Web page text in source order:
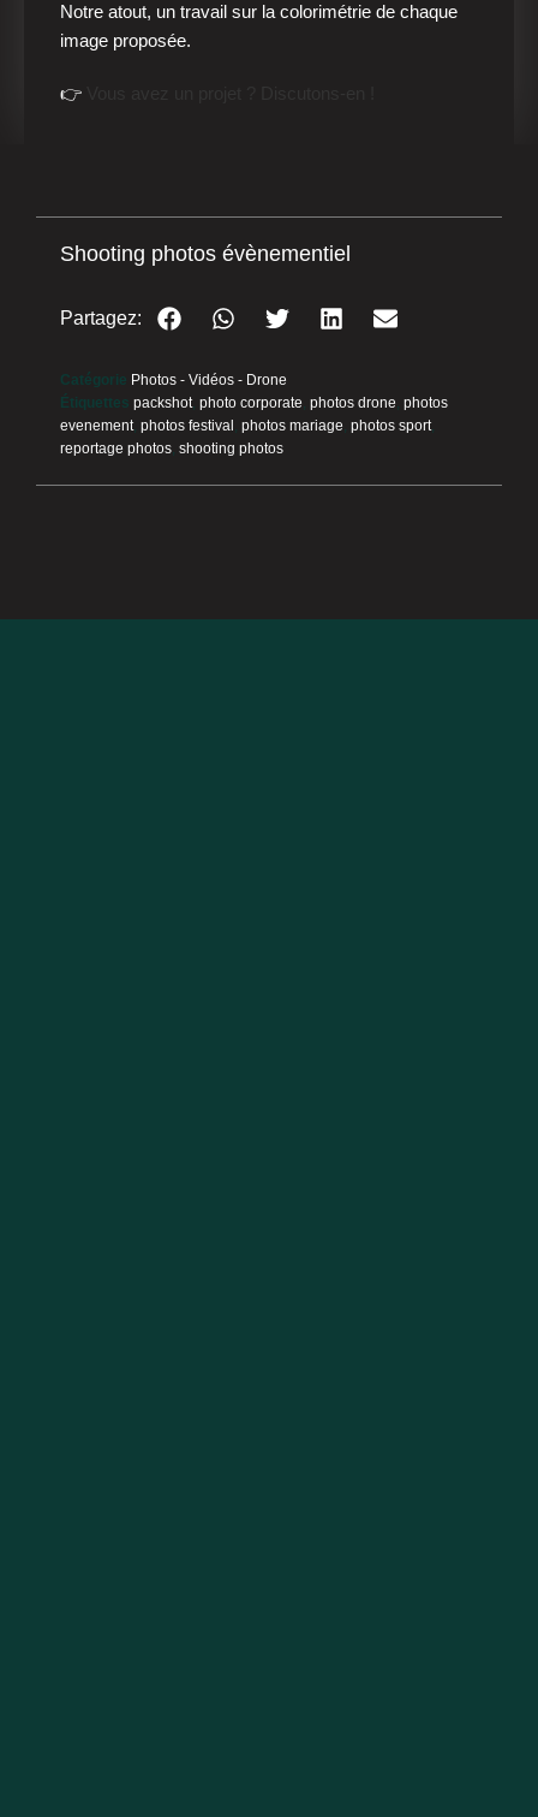
Notre atout, un travail sur la colorimétrie de chaque
image proposée.
👉
Shooting photos évènementiel
Partagez:
Catégorie Photos - Vidéos - Drone
Étiquettes packshot, photo corporate photos drone photos
evenement, photos festival photos mariage photos sport,
reportage photos shooting photos